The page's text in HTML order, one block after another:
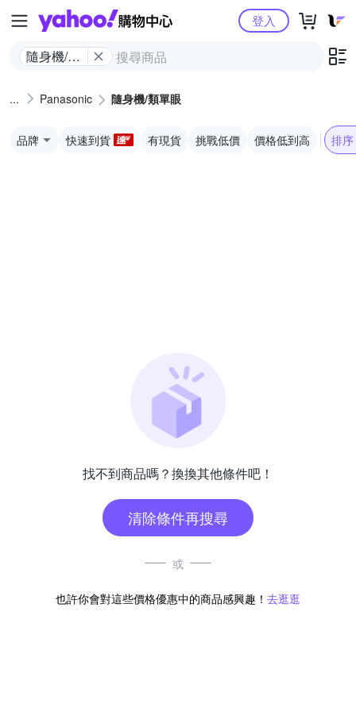
Yahoo購物中心
隨身機/類
登入
Panasonic 隨身機/類單眼
品牌 快速到貨 有現貨 挑戰低價 價格低到高 排序
找不到商品嗎？換換其他條件吧！
清除條件再搜尋
或
也許你會對這些價格優惠中的商品感興趣！ 去逛逛